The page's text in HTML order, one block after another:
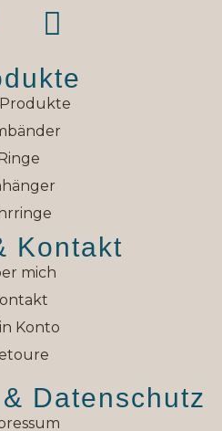
Kontakt
mich
Konto
Datenschutz